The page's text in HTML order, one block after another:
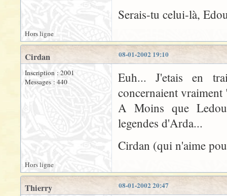
Serais-tu celui-là,
Hors ligne
08-01-2002 19:10
Cirdan
Inscription : 2001
Messages : 440
Euh... J'etais en
concernaient
A Moins que
legendes d'Arda...
Cirdan (qui n'aime
Hors ligne
08-01-2002 20:47
Thierry